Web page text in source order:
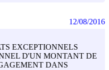
EXCEPTIONNELS
D'UN MONTANT DE
DANS
12/08/2016